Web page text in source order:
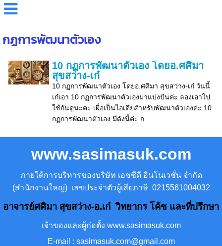
กฏการพัฒนาตัวเอง
10 กฏการพัฒนาตัวเอง โดยอ.ศศิมา
สุขสว่าง-เก๋
10 กฏการพัฒนาตัวเอง โดยอ.ศศิมา สุขสว่าง-เก๋ วันนี้
เก๋เอา 10 กฏการพัฒนาตัวเองมาแบ่งปันค่ะ ลองเอาไป
ใช้กันดูนะคะ เผื่อเป็นไอเดียสำหรับพัฒนาตัวเองค่ะ 10
กฏการพัฒนาตัวเอง มีดังนี้ค่ะ ก...
www.sasimasuk.com
ภายใต้การบริหารของบริษัท เอชซีดี อินโนเวชั่น จำกัด
(สำนักงานใหญ่) เลขประจำตัวผู้เสียภาษี 0215561004032
อาจารย์ศศิมา สุขสว่าง-อ.เก๋ วิทยากร โค้ช และที่ปรึกษา
เจ้าของและผู้ก่อตั้ง www.sasimasuk.com
E-mail : sasimasuk.com@gmail.com